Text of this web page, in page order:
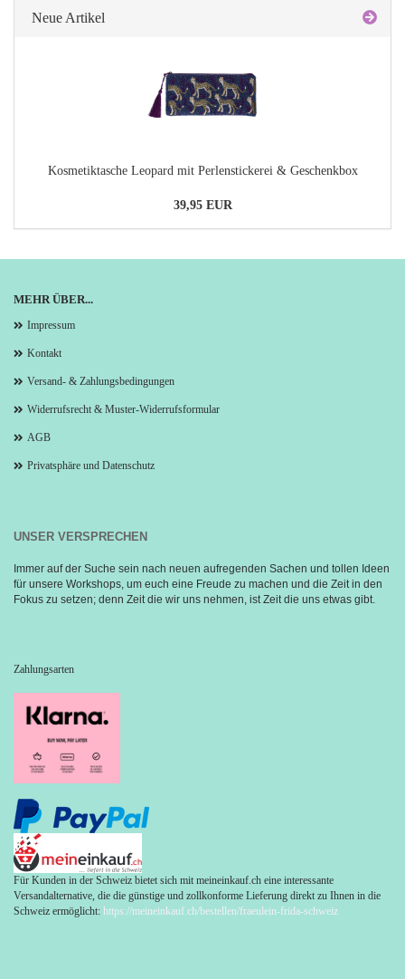
Neue Artikel
Kosmetiktasche Leopard mit Perlenstickerei & Geschenkbox
39,95 EUR
MEHR ÜBER...
Impressum
Kontakt
Versand- & Zahlungsbedingungen
Widerrufsrecht & Muster-Widerrufsformular
AGB
Privatsphäre und Datenschutz
UNSER VERSPRECHEN
Immer auf der Suche sein nach neuen aufregenden Sachen und tollen Ideen
für unsere Workshops, um euch eine Freude zu machen und die Zeit in den
Fokus zu setzen; denn Zeit die wir uns nehmen, ist Zeit die uns etwas gibt.
Zahlungsarten
Für Kunden in der Schweiz bietet sich mit meineinkauf.ch eine interessante
Versandalternative, die die günstige und zollkonforme Lieferung direkt zu Ihnen in die
Schweiz ermöglicht: https://meineinkauf.ch/bestellen/fraeulein-frida-schweiz